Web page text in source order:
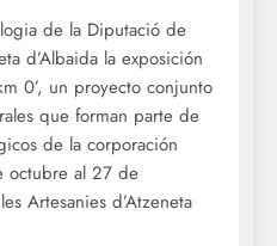
de la Diputació de
d’Albaida la exposición
0’, un proyecto conjunto
que forman parte de
de la corporación
octubre al 27 de
Artesanies d’Atzeneta